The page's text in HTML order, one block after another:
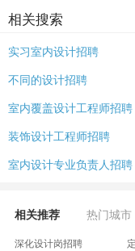
相关搜索
实习室内设计招聘
不同的设计招聘
室内覆盖设计工程师招聘
装饰设计工程师招聘
室内设计专业负责人招聘
相关推荐 热门城市
深化设计岗招聘